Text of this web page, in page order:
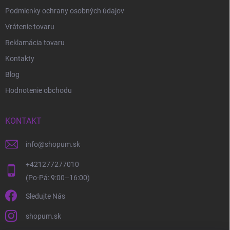
Podmienky ochrany osobných údajov
Vrátenie tovaru
Reklamácia tovaru
Kontakty
Blog
Hodnotenie obchodu
KONTAKT
info@shopum.sk
+421277277010
Sledujte Nás
shopum.sk